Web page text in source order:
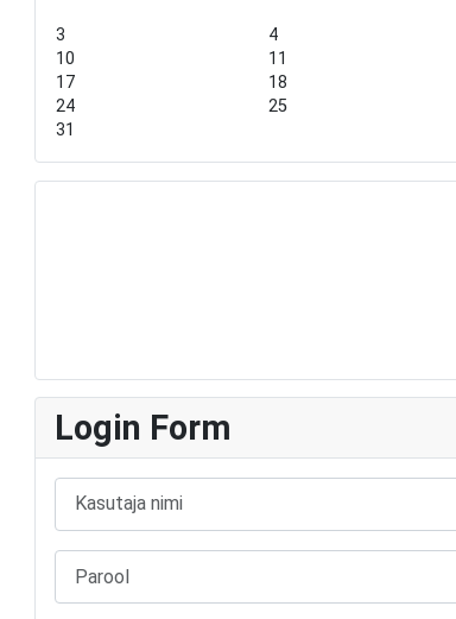
Y
e
a
r
n
t
h
3
4
10
11
17
18
24
25
31
Login Form
Kasutaja nimi
Parool